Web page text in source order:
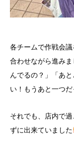
各チームで作戦会
合わせながら進み
んでるの？」「あ
い！もうあと一つ
それでも、店内で
ずに出来ていました